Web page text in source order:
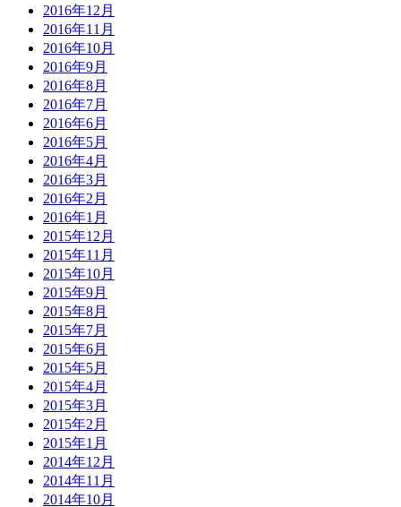
2016年12月
2016年11月
2016年10月
2016年9月
2016年8月
2016年7月
2016年6月
2016年5月
2016年4月
2016年3月
2016年2月
2016年1月
2015年12月
2015年11月
2015年10月
2015年9月
2015年8月
2015年7月
2015年6月
2015年5月
2015年4月
2015年3月
2015年2月
2015年1月
2014年12月
2014年11月
2014年10月